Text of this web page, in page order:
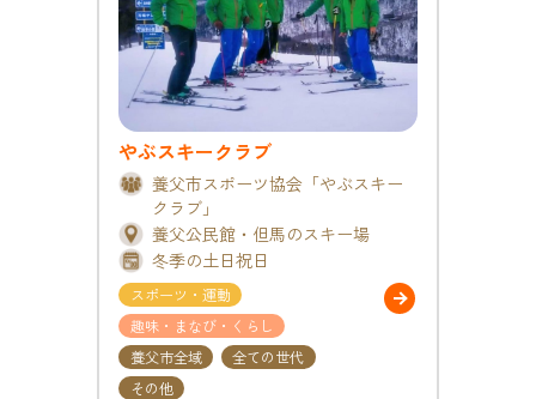
やぶスキークラブ
養父市スポーツ協会「やぶスキー
クラブ」
養父公民館・但馬のスキー場
冬季の土日祝日
スポーツ・運動
趣味・まなび・くらし
養父市全域
全ての世代
その他